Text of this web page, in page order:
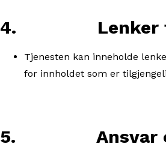
4. Lenker til
Tjenesten kan inneholde
for innholdet som er
5. Ansvar og